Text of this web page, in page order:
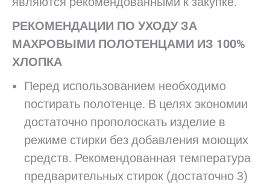
РЕКОМЕНДАЦИИ ПО УХОДУ ЗА
МАХРОВЫМИ ПОЛОТЕНЦАМИ ИЗ 100%
ХЛОПКА
Перед использованием необходимо
постирать полотенце. В целях экономии
достаточно прополоскать изделие в
режиме стирки без добавления моющих
средств. Рекомендованная температура
предварительных стирок (достаточно 3)